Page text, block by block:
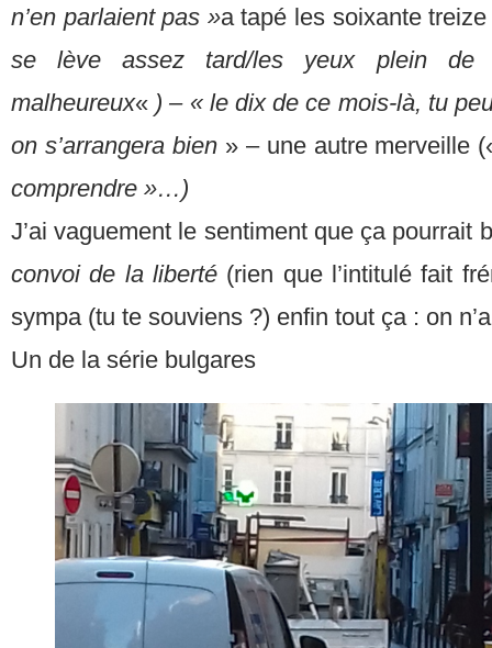
n’en parlaient pas »a tapé les soixante
se lève assez tard/les yeux plein de
malheureux« ) – « le dix de ce mois-là, tu
on s’arrangera bien» – une autre merveille
comprendre »…)
J’ai vaguement le sentiment que ça pourrait
convoi de la liberté (rien que l’intitulé fait
sympa (tu te souviens ?) enfin tout ça : on
Un de la série bulgares